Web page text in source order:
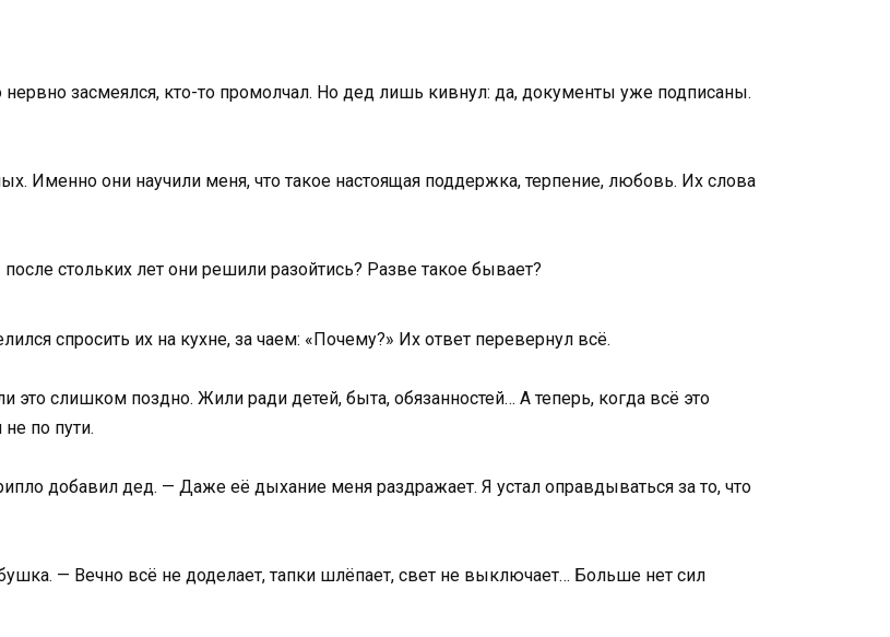
нервно засмеялся, кто-то промолчал. Но дед лишь кивнул: да, документы уже подписаны.
Именно они научили меня, что такое настоящая поддержка, терпение, любовь. Их слова
стольких лет они решили разойтись? Разве такое бывает?
спросить их на кухне, за чаем: «Почему?» Их ответ перевернул всё.
слишком поздно. Жили ради детей, быта, обязанностей… А теперь, когда всё это
по пути.
добавил дед. — Даже её дыхание меня раздражает. Я устал оправдываться за то, что
— Вечно всё не доделает, тапки шлёпает, свет не выключает… Больше нет сил